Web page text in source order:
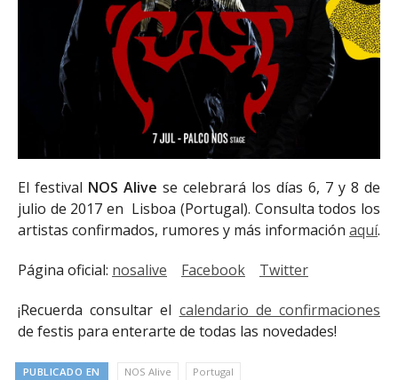
El festival NOS Alive se celebrará los días 6, 7 y 8 de
julio de 2017 en Lisboa (Portugal). Consulta todos los
artistas confirmados, rumores y más información aquí.
Página oficial: nosalive Facebook Twitter
¡Recuerda consultar el calendario de confirmaciones
de festis para enterarte de todas las novedades!
PUBLICADO EN NOS Alive Portugal